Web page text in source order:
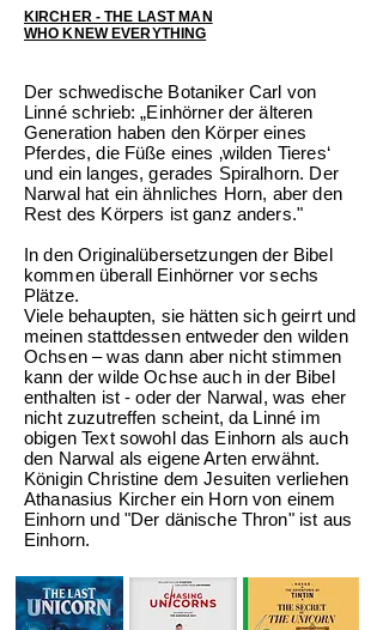
KIRCHER - THE LAST MAN
WHO KNEW EVERYTHING
Der schwedische Botaniker Carl von
Linné schrieb: „Einhörner der älteren
Generation haben den Körper eines
Pferdes, die Füße eines ‚wilden Tieres‘
und ein langes, gerades Spiralhorn. Der
Narwal hat ein ähnliches Horn, aber den
Rest des Körpers ist ganz anders."
In den Originalübersetzungen der Bibel
kommen überall Einhörner vor sechs
Plätze.
Viele behaupten, sie hätten sich geirrt und
meinen stattdessen entweder den wilden
Ochsen – was dann aber nicht stimmen
kann der wilde Ochseauch in der Bibel
enthalten ist - oder der Narwal, was eher
nicht zuzutreffen scheint, da Linné im
obigen Text sowohl das Einhorn als auch
den Narwal als eigene Arten erwähnt.
Königin Christine dem Jesuiten verliehen
Athanasius Kircher ein Horn von einem
Einhorn und "Der dänische Thron" ist aus
Einhorn.